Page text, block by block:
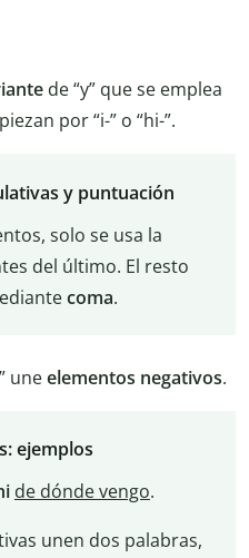
de “y” que se emplea
por “i-” o “hi-”.
y puntuación
solo se usa la
del último. El resto
coma.
uneelementos negativos.
ejemplos
de dónde vengo.
unen dos palabras,